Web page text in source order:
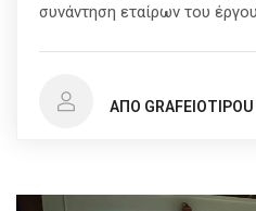
συνάντηση εταίρων του
ΑΠΌ GRAFEIOTIPOU